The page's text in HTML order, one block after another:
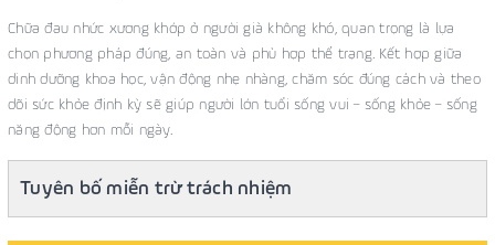
Chữa đau nhức xương khớp ở người già không khó, quan trọng là lựa
chọn phương pháp đúng, an toàn và phù hợp thể trạng. Kết hợp giữa
dinh dưỡng khoa học, vận động nhẹ nhàng, chăm sóc đúng cách và theo
dõi sức khỏe định kỳ sẽ giúp người lớn tuổi sống vui – sống khỏe – sống
năng động hơn mỗi ngày.
Tuyên bố miễn trừ trách nhiệm